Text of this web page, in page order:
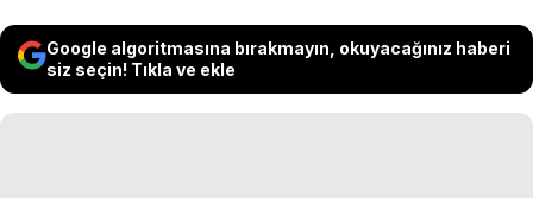
Google algoritmasına bırakmayın, okuyacağınız haberi
siz seçin! Tıkla ve ekle